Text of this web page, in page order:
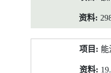
能